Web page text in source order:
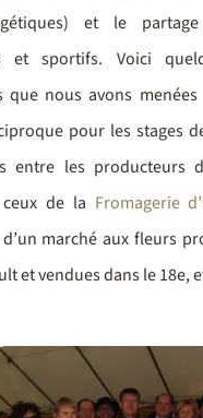
et le partage
et sportifs. Voici
que nous avons
pour les stages
entre les producteurs
de la Fromagerie
marché aux fleurs
et vendues dans le 18e,